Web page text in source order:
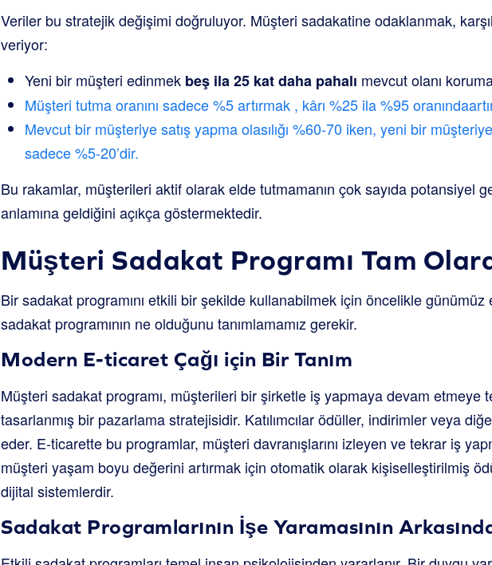
Veriler bu stratejik değişimi doğruluyor. Müşteri sadakatine odaklanmak,
veriyor:
Yeni bir müşteri edinmek beş ila 25 kat daha pahalı mevcut olanı
Müşteri tutma oranını sadece %5 artırmak , kârı %25 ila %95 oranında
Mevcut bir müşteriye satış yapma olasılığı %60-70 iken, yeni bir müşteriye
sadece %5-20’dir.
Bu rakamlar, müşterileri aktif olarak elde tutmamanın çok sayıda potansiyel
anlamına geldiğini açıkça göstermektedir.
Müşteri Sadakat Programı Tam
Bir sadakat programını etkili bir şekilde kullanabilmek için öncelikle günümüz
sadakat programının ne olduğunu tanımlamamız gerekir.
Modern E-ticaret Çağı için Bir Tanım
Müşteri sadakat programı, müşterileri bir şirketle iş yapmaya devam etmeye
tasarlanmış bir pazarlama stratejisidir. Katılımcılar ödüller, indirimler veya
eder. E-ticarette bu programlar, müşteri davranışlarını izleyen ve tekrar iş
müşteri yaşam boyu değerini artırmak için otomatik olarak kişiselleştirilmiş
dijital sistemlerdir.
Sadakat Programlarının İşe Yaramasının